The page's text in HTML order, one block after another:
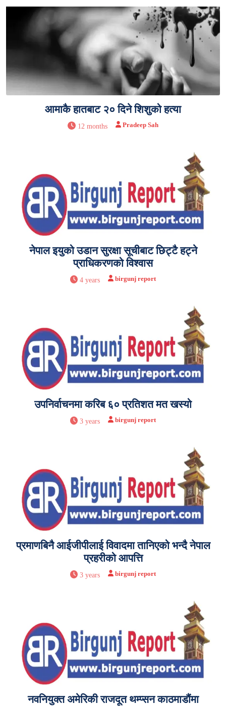
आमाकै हातबाट २० दिने शिशुको हत्या
12 months Pradeep Sah
नेपाल इयुको उडान सुरक्षा सूचीबाट छिट्टै हट्ने
प्राधिकरणको विश्वास
4 years birgunj report
उपनिर्वाचनमा करिब ६० प्रतिशत मत खस्यो
3 years birgunj report
प्रमाणबिनै आईजीपीलाई विवादमा तानिएको भन्दै नेपाल
प्रहरीको आपत्ति
3 years birgunj report
नवनियुक्त अमेरिकी राजदूत थम्प्सन काठमाडौंमा